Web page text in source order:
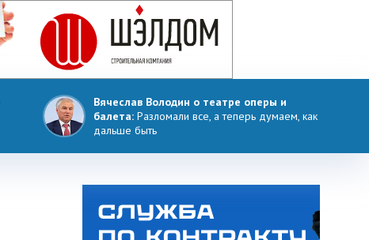
Вячеслав Володин о театре оперы и
балета: Разломали все, а теперь думаем, как
дальше быть